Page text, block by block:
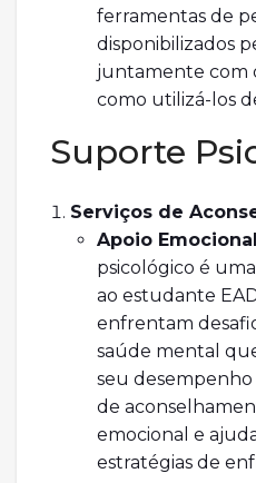
ferramentas de
disponibilizados
juntamente com
como utilizá-los
Suporte
Serviços de
Apoio Emocional
psicológico é
ao estudante
enfrentam
saúde mental
seu desempenho
de
emocional e
estratégias de